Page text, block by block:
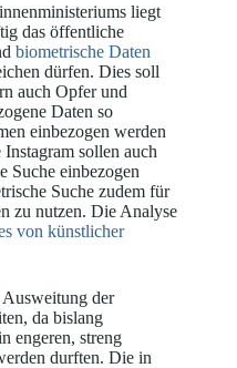
liegt
das öffentliche
biometrische Daten
dürfen. Dies soll
auch Opfer und
Daten so
einbezogen werden
sollen auch
Suche einbezogen
Suche zudem für
zu nutzen. Die Analyse
von künstlicher
Ausweitung der
da bislang
engeren, streng
durften. Die in